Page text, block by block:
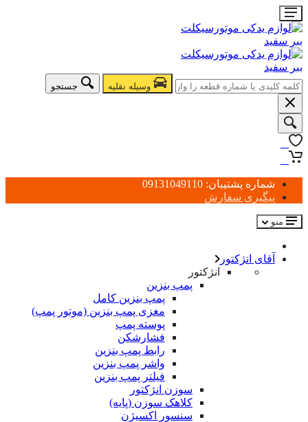
وسیله نقلیه جستجو
شماره پشتیبان: 09131049110
پیگیری سفارش
منو
آقای انژکتور
انژکتور
پمپ بنزین
پمپ بنزین کامل
مغزی پمپ بنزین (موتور پمپ)
پوسته پمپ
فشارشکن
رابط پمپ بنزین
واشر پمپ بنزین
فیلتر پمپ بنزین
سوزن انژکتور
کلاهک سوزن (پایه)
سنسور اکسیژن